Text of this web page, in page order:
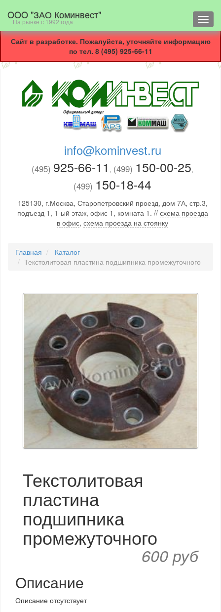
OOO "ЗАО Коминвест"
На рынке с 1992 года
Сайт в разработке. Пожалуйста, уточняйте информацию
по тел. 8 (495) 925-66-11
info@kominvest.ru
(495) 925-66-11 , (499) 150-00-25,
(499) 150-18-44
125130, г.Москва, Старопетровский проезд, дом 7А, стр.3,
подъезд 1, 1-ый этаж, офис 1, комната 1. // схема проезда
в офис, схема проезда на стоянку
Главная
Каталог
Текстолитовая пластина подшипника промежуточного
Текстолитовая
пластина
подшипника
промежуточного
600 руб
Описание
Описание отсутствует